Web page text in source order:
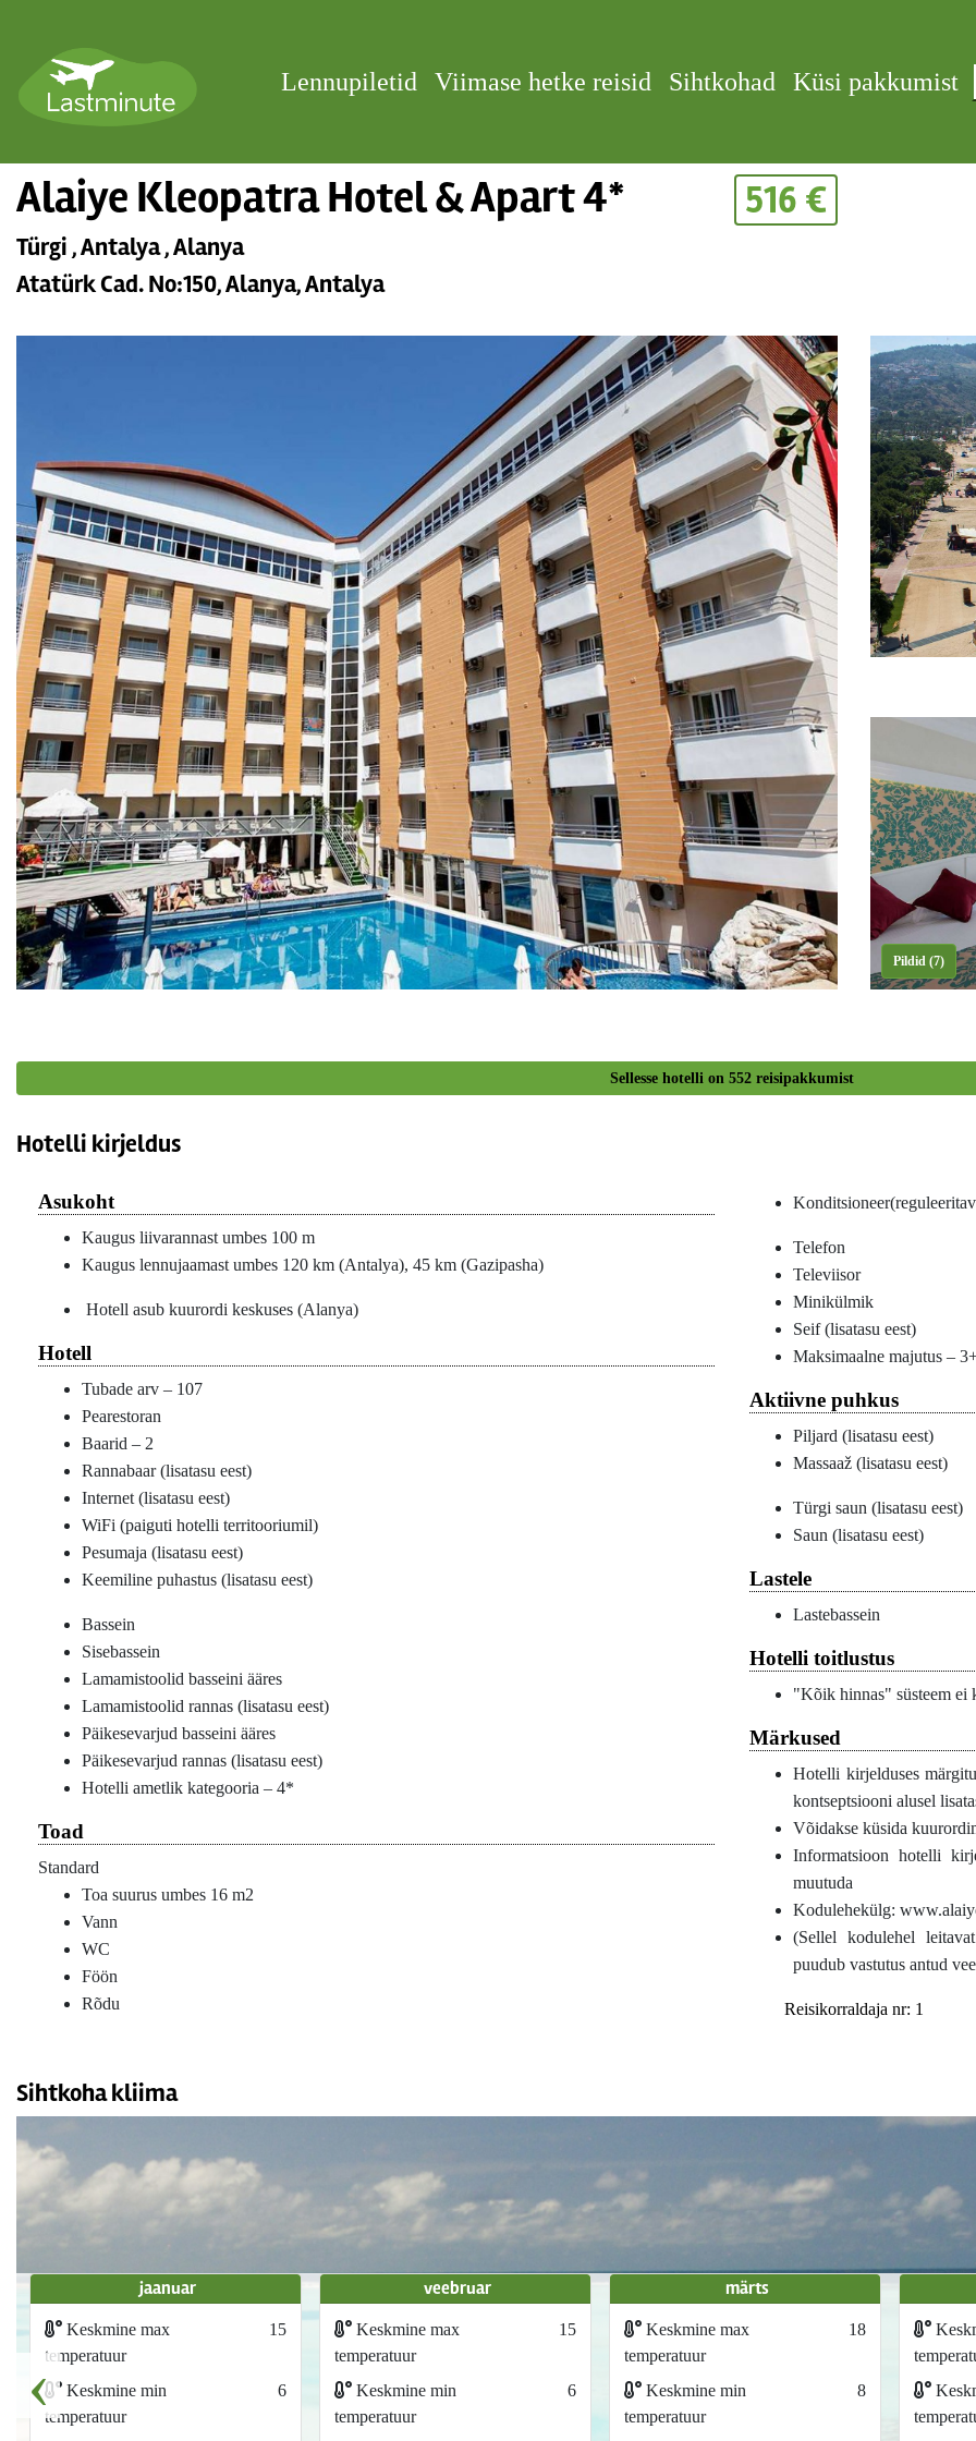
Lennupiletid Viimase hetke reisid Sihtkohad Küsi pakkumist
Alaiye Kleopatra Hotel & Apart 4*
Türgi , Antalya , Alanya
Atatürk Cad. No:150, Alanya, Antalya
516 €
Pildid (7)
Sellesse hotelli on 552 reisipakkumist
Hotelli kirjeldus
Asukoht
Kaugus liivarannast umbes 100 m
Kaugus lennujaamast umbes 120 km (Antalya), 45 km (Gazipasha)
Hotell asub kuurordi keskuses (Alanya)
Hotell
Tubade arv – 107
Pearestoran
Baarid – 2
Rannabaar (lisatasu eest)
Internet (lisatasu eest)
WiFi (paiguti hotelli territooriumil)
Pesumaja (lisatasu eest)
Keemiline puhastus (lisatasu eest)
Bassein
Sisebassein
Lamamistoolid basseini ääres
Lamamistoolid rannas (lisatasu eest)
Päikesevarjud basseini ääres
Päikesevarjud rannas (lisatasu eest)
Hotelli ametlik kategooria – 4*
Toad
Standard
Toa suurus umbes 16 m2
Vann
WC
Föön
Rõdu
Telefon
Televiisor
Minikülmik
Seif (lisatasu eest)
Maksimaalne majutus –
Aktiivne puhkus
Piljard (lisatasu eest)
Massaaž (lisatasu eest)
Türgi saun (lisatasu eest)
Saun (lisatasu eest)
Lastele
Lastebassein
Hotelli toitlustus
"Kõik hinnas" süsteem ei
Märkused
Hotelli kirjelduses
kontseptsiooni alusel
Võidakse küsida
Informatsioon hotelli
muutuda
Kodulehekülg:
(Sellel kodulehel
puudub vastutus antud
Reisikorraldaja nr: 1
Sihtkoha kliima
‹
jaanuar
Keskmine max
temperatuur
15
Keskmine min
temperatuur
6
veebruar
Keskmine max
temperatuur
15
Keskmine min
temperatuur
6
märts
Keskmine max
temperatuur
18
Keskmine min
temperatuur
8